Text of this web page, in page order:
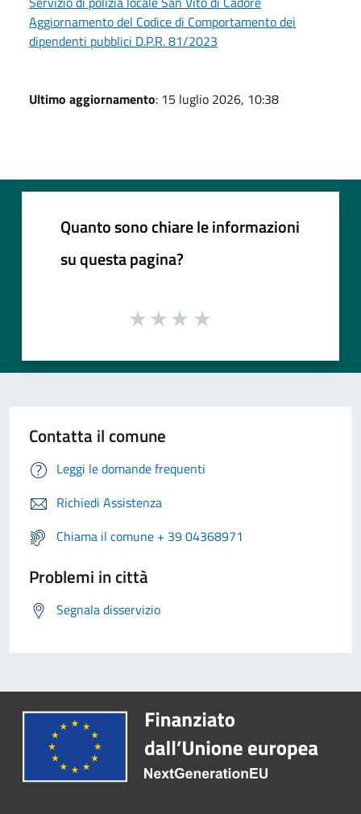
Aggiornamento del Codice di Comportamento dei
dipendenti pubblici D.P.R. 81/2023
Ultimo aggiornamento: 15 luglio 2026, 10:38
Quanto sono chiare le informazioni
su questa pagina?
Contatta il comune
Leggi le domande frequenti
Richiedi Assistenza
Chiama il comune + 39 04368971
Problemi in città
Segnala disservizio